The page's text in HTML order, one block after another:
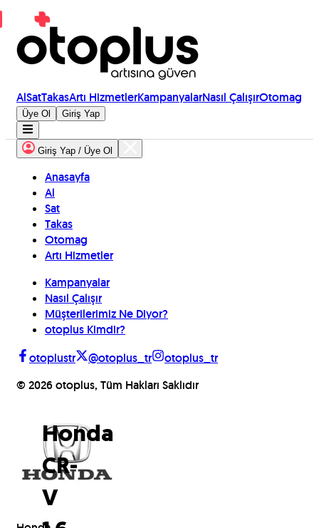
AlSatTakasArtı HizmetlerKampanyalarNasıl ÇalışırOtomag
Üye Ol Giriş Yap
Giriş Yap / Üye Ol
Anasayfa
Al
Sat
Takas
Otomag
Artı Hizmetler
Kampanyalar
Nasıl Çalışır
Müşterilerimiz Ne Diyor?
otoplus Kimdir?
otoplustr
@otoplus_tr
otoplus_tr
© 2026 otoplus, Tüm Hakları Saklıdır
Honda
CR-
V